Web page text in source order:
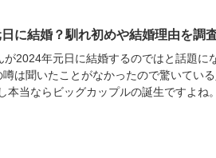
に結婚？馴れ初めや結婚理由を調査
2024年元日に結婚するのではと話題に
は聞いたことがなかったので驚いてい
本当ならビッグカップルの誕生ですよね